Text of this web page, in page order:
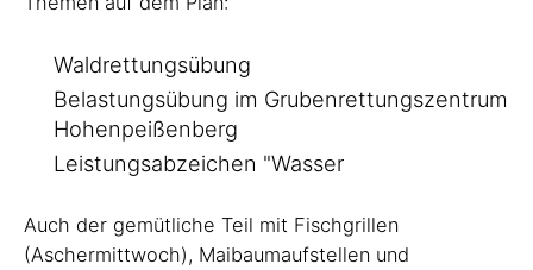
Waldrettungsübung
Belastungsübung im Grubenrettungszentrum
Hohenpeißenberg
Leistungsabzeichen "Wasser
Auch der gemütliche Teil mit Fischgrillen
(Aschermittwoch), Maibaumaufstellen und